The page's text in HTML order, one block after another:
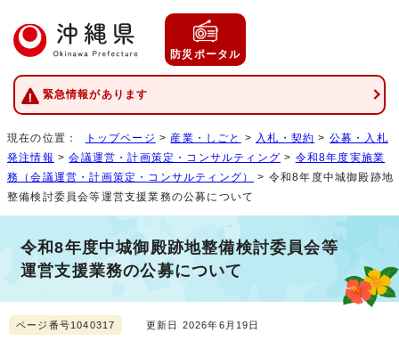
防災ポータル
緊急情報があります
現在の位置： トップページ > 産業・しごと > 入札・契約 > 公募・入札
発注情報 >会議運営・計画策定・コンサルティング > 令和8年度実施業
務（会議運営・計画策定・コンサルティング）
> 令和8年度中城御殿跡地
整備検討委員会等運営支援業務の公募について
令和8年度中城御殿跡地整備検討委員会等
運営支援業務の公募について
ページ番号1040317 更新日 2026年6月19日